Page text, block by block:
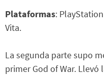
Plataformas:
Vita.
La segunda parte supo
primer God of War. Llevó